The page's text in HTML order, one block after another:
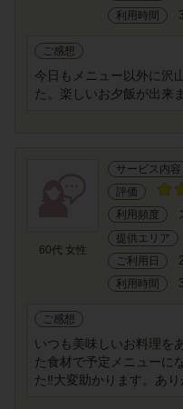
利用時間
ご感想
今日もメニュー以外に沢
た。楽しいお夕飯が出来
60代 女性
サービス内容
評価
利用頻度
提供エリア
ご利用日
利用時間
ご感想
いつも美味しいお料理を
た食材で予定メニューに
た‼️大変助かります。あり